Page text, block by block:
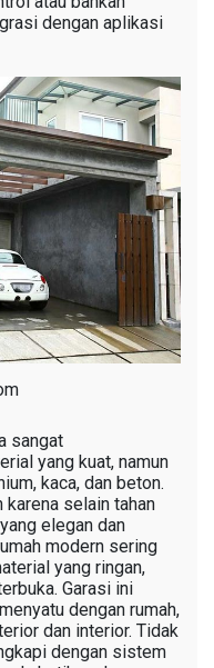
dengan aplikasi
sangat
yang kuat, namun
kaca, dan beton.
selain tahan
elegan dan
modern sering
yang ringan,
Garasi ini
dengan rumah,
dan interior. Tidak
dengan sistem